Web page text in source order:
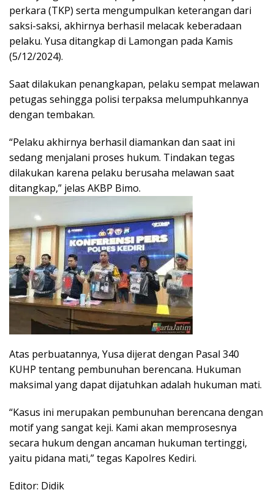
perkara (TKP) serta mengumpulkan keterangan dari
saksi-saksi, akhirnya berhasil melacak keberadaan
pelaku. Yusa ditangkap di Lamongan pada Kamis
(5/12/2024).
Saat dilakukan penangkapan, pelaku sempat melawan
petugas sehingga polisi terpaksa melumpuhkannya
dengan tembakan.
“Pelaku akhirnya berhasil diamankan dan saat ini
sedang menjalani proses hukum. Tindakan tegas
dilakukan karena pelaku berusaha melawan saat
ditangkap,” jelas AKBP Bimo.
Atas perbuatannya, Yusa dijerat dengan Pasal 340
KUHP tentang pembunuhan berencana. Hukuman
maksimal yang dapat dijatuhkan adalah hukuman mati.
“Kasus ini merupakan pembunuhan berencana dengan
motif yang sangat keji. Kami akan memprosesnya
secara hukum dengan ancaman hukuman tertinggi,
yaitu pidana mati,” tegas Kapolres Kediri.
Editor: Didik